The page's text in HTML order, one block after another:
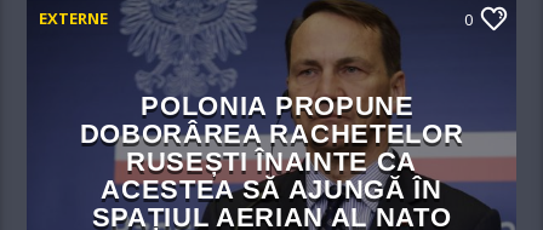
EXTERNE 0
POLONIA PROPUNE
DOBORÂREA RACHETELOR
RUSEȘTI ÎNAINTE CA
ACESTEA SĂ AJUNGĂ ÎN
SPAȚIUL AERIAN AL NATO